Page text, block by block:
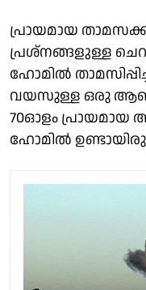
പ്രായമായ
പ്രശ്‌നങ്ങളുള്ള
ഹോമിൽ
വയസുള്ള ഒരു
70ഓളം
ഹോമിൽ